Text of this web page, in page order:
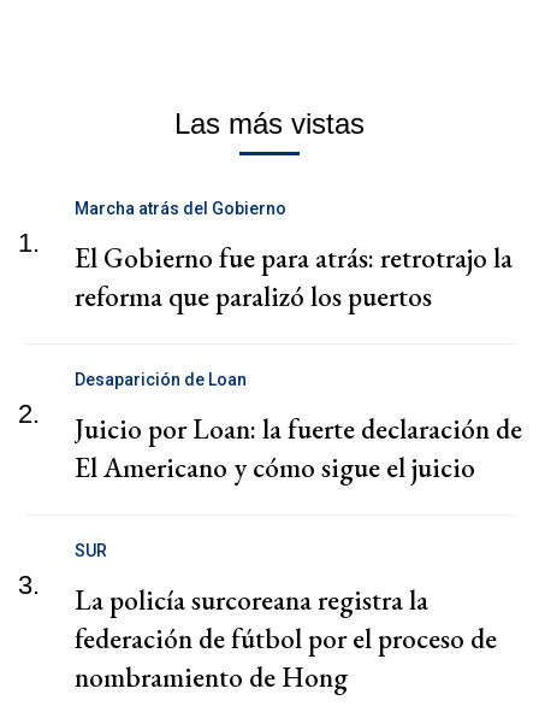
Las más vistas
1.
Marcha atrás del Gobierno
El Gobierno fue para atrás: retrotrajo la
reforma que paralizó los puertos
2.
Desaparición de Loan
Juicio por Loan: la fuerte declaración de
El Americano y cómo sigue el juicio
3.
SUR
La policía surcoreana registra la
federación de fútbol por el proceso de
nombramiento de Hong